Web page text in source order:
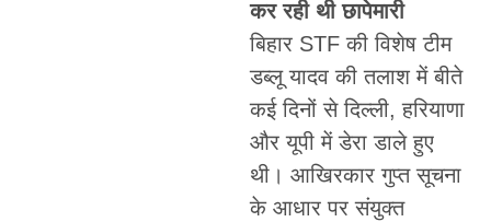
कर रही थी छापेमारी
बिहार STF की विशेष टीम
डब्लू यादव की तलाश में बीते
कई दिनों से दिल्ली, हरियाणा
और यूपी में डेरा डाले हुए
थी। आखिरकार गुप्त सूचना
के आधार पर संयुक्त